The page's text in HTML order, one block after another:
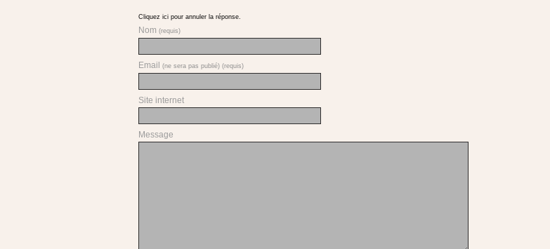
Cliquez ici pour annuler la réponse.
Nom (requis)
Email (ne sera pas publié) (requis)
Site internet
Message